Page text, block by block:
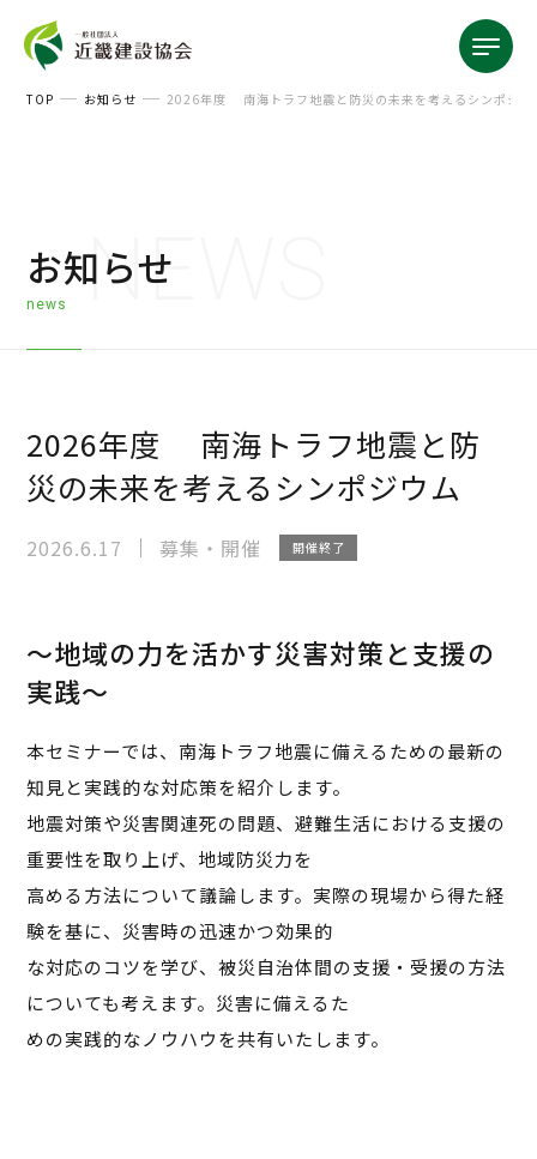
TOP お知らせ 2026年度 南海トラフ地震と防災の未来を考えるシンポジウ
お知らせ
news NEWS
2026年度 南海トラフ地震と防
災の未来を考えるシンポジウム
2026.6.17 募集・開催 開催終了
〜地域の⼒を活かす災害対策と⽀援の
実践〜
本セミナーでは、南海トラフ地震に備えるための最新の
知⾒と実践的な対応策を紹介します。
地震対策や災害関連死の問題、避難⽣活における⽀援の
重要性を取り上げ、地域防災⼒を
⾼める⽅法について議論します。実際の現場から得た経
験を基に、災害時の迅速かつ効果的
な対応のコツを学び、被災⾃治体間の⽀援・受援の⽅法
についても考えます。災害に備えるた
めの実践的なノウハウを共有いたします。